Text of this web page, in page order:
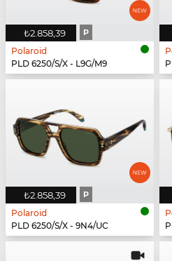
₺2.858,39 P
Polaroid
PLD 6250/S/X - L9G/M9
₺2.858,39 P
Polaroid
PLD 6250/S/X - 9N4/UC